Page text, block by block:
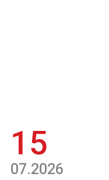
15
07.2026